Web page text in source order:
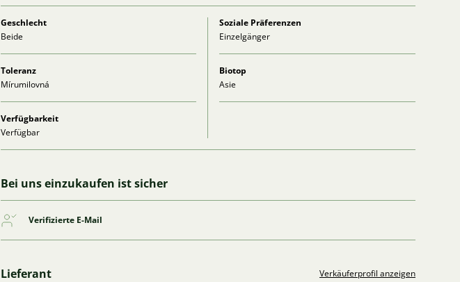
Geschlecht
Beide
Soziale Präferenzen
Einzelgänger
Toleranz
Mírumilovná
Biotop
Asie
Verfügbarkeit
Verfügbar
Bei uns einzukaufen ist sicher
Verifizierte E-Mail
Lieferant Verkäuferprofil anzeigen